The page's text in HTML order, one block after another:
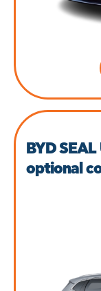
BYD
optional